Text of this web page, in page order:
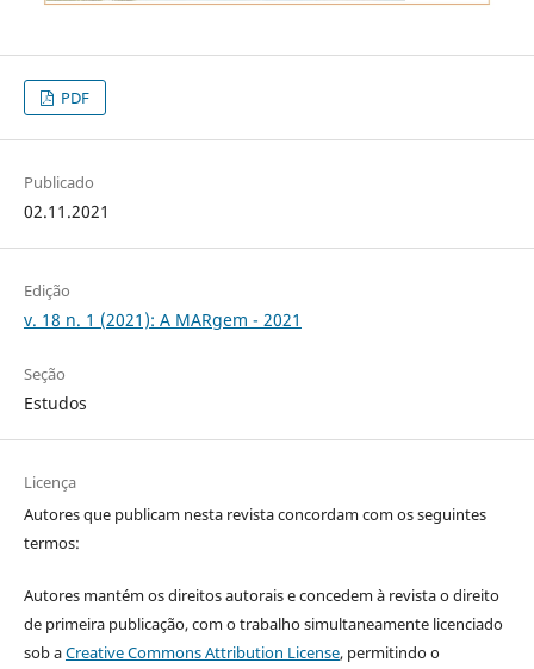
PDF
Publicado
02.11.2021
Edição
v. 18 n. 1 (2021): A MARgem - 2021
Seção
Estudos
Licença
Autores que publicam nesta revista concordam com os seguintes
termos:
Autores mantém os direitos autorais e concedem à revista o direito
de primeira publicação, com o trabalho simultaneamente licenciado
sob aCreative Commons Attribution License, permitindo o